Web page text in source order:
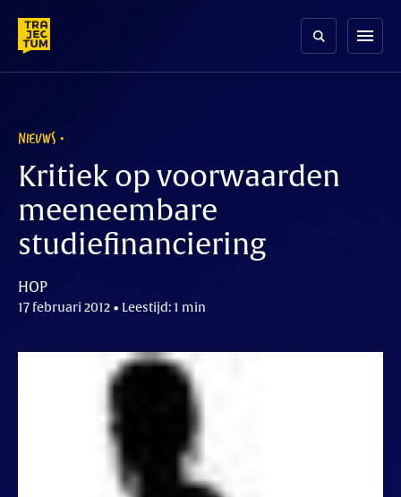
content
menu
NIEUWS
Kritiek op voorwaarden
meeneembare
studiefinanciering
HOP
17 februari 2012 • Leestijd: 1 min